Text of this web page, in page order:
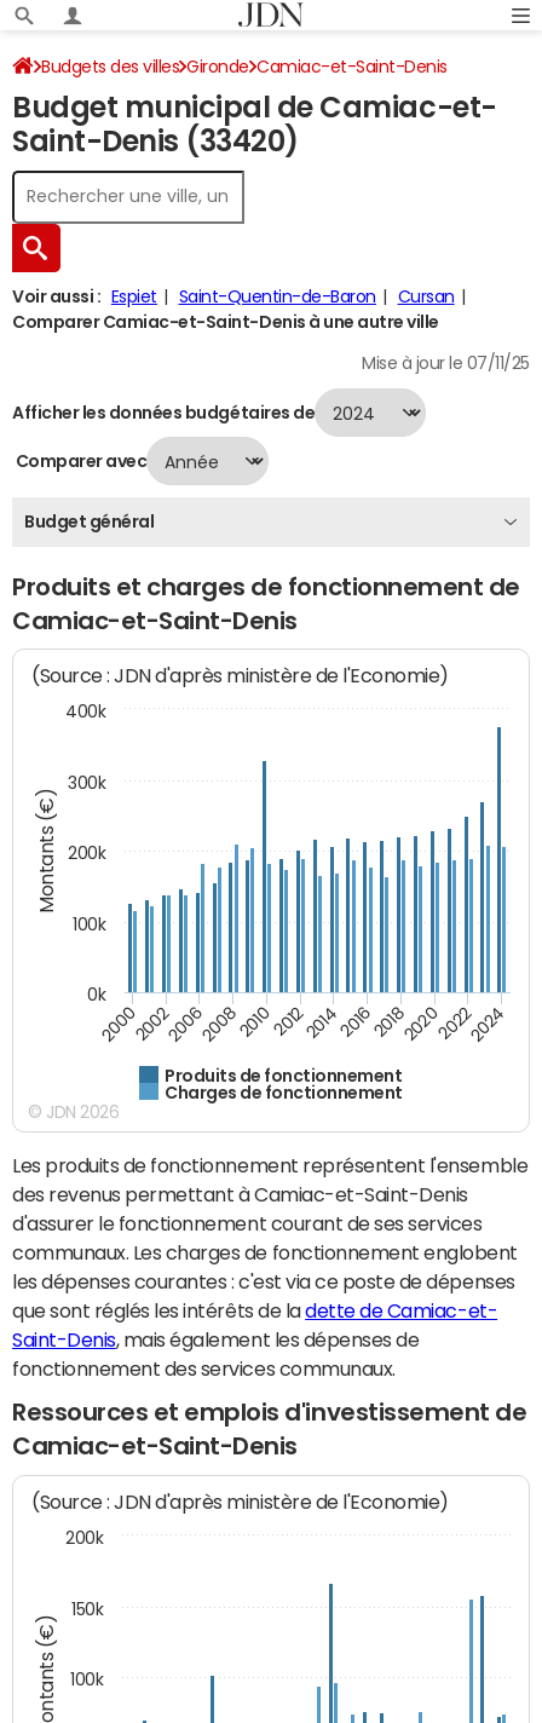
Budgets des villes Gironde Camiac-et-Saint-Denis
Budget 2024
Budget municipal de Camiac-et-
Saint-Denis (33420)
Voir aussi : Espiet Saint-Quentin-de-Baron
Cursan
Comparer Camiac-et-Saint-Denis à une autre ville
Mise à jour le 07/11/25
Afficher les données budgétaires de
Comparer avec
Budget général
Produits et charges de fonctionnement de
Camiac-et-Saint-Denis
Montants (€)
(Source : JDN d'après ministère de l'Economie)
Produits de fonctionnement
Charges de fonctionnement
200020022006200820102012201420162018202020222024
0k
100k
200k
300k
400k
© JDN 2026
Les produits de fonctionnement représentent l'ensemble
des revenus permettant à Camiac-et-Saint-Denis
d'assurer le fonctionnement courant de ses services
communaux. Les charges de fonctionnement englobent
les dépenses courantes : c'est via ce poste de dépenses
que sont réglés les intérêts de ladette de Camiac-et-
Saint-Denis, mais également les dépenses de
fonctionnement des services communaux.
Ressources et emplois d'investissement de
Camiac-et-Saint-Denis
Montants (€)
(Source : JDN d'après ministère de l'Economie)
100k
150k
200k